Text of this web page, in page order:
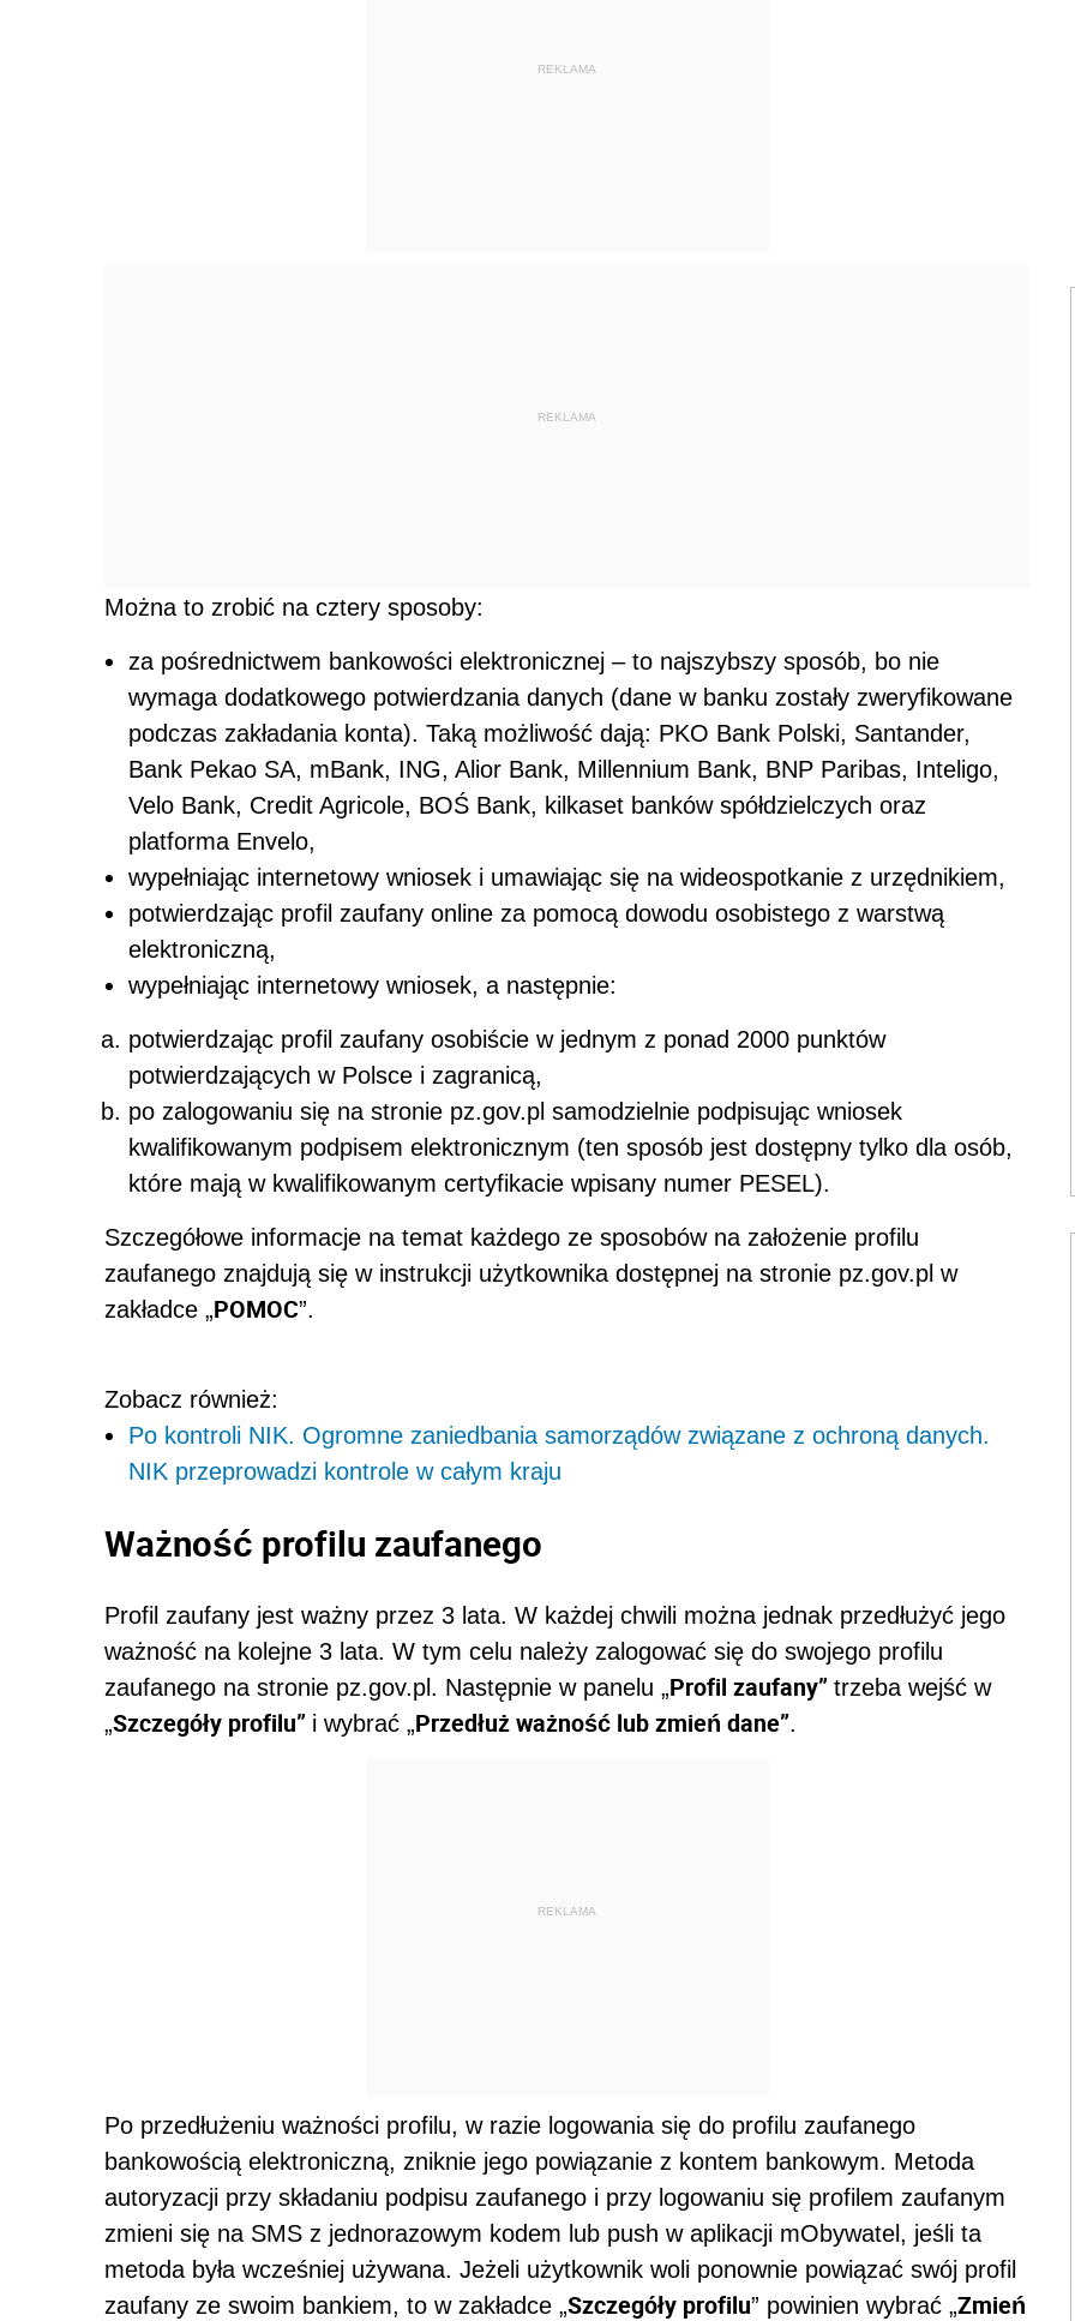
REKLAMA
REKLAMA
Można to zrobić na cztery sposoby:
za pośrednictwem bankowości elektronicznej – to najszybszy sposób, bo nie
wymaga dodatkowego potwierdzania danych (dane w banku zostały zweryfikowane
podczas zakładania konta). Taką możliwość dają: PKO Bank Polski, Santander,
Bank Pekao SA, mBank, ING, Alior Bank, Millennium Bank, BNP Paribas, Inteligo,
Velo Bank, Credit Agricole, BOŚ Bank, kilkaset banków spółdzielczych oraz
platforma Envelo,
wypełniając internetowy wniosek i umawiając się na wideospotkanie z urzędnikiem,
potwierdzając profil zaufany online za pomocą dowodu osobistego z warstwą
elektroniczną,
wypełniając internetowy wniosek, a następnie:
potwierdzając profil zaufany osobiście w jednym z ponad 2000 punktów
potwierdzających w Polsce i zagranicą,
po zalogowaniu się na stronie pz.gov.pl samodzielnie podpisując wniosek
kwalifikowanym podpisem elektronicznym (ten sposób jest dostępny tylko dla osób,
które mają w kwalifikowanym certyfikacie wpisany numer PESEL).
Szczegółowe informacje na temat każdego ze sposobów na założenie profilu
zaufanego znajdują się w instrukcji użytkownika dostępnej na stronie pz.gov.pl w
zakładce „POMOC”.
Zobacz również:
Po kontroli NIK. Ogromne zaniedbania samorządów związane z ochroną danych.
NIK przeprowadzi kontrole w całym kraju
Ważność profilu zaufanego
Profil zaufany jest ważny przez 3 lata. W każdej chwili można jednak przedłużyć jego
ważność na kolejne 3 lata. W tym celu należy zalogować się do swojego profilu
zaufanego na stronie pz.gov.pl. Następnie w panelu „Profil zaufany” trzeba wejść w
„Szczegóły profilu” i wybrać „Przedłuż ważność lub zmień dane”.
REKLAMA
Po przedłużeniu ważności profilu, w razie logowania się do profilu zaufanego
bankowością elektroniczną, zniknie jego powiązanie z kontem bankowym. Metoda
autoryzacji przy składaniu podpisu zaufanego i przy logowaniu się profilem zaufanym
zmieni się na SMS z jednorazowym kodem lub push w aplikacji mObywatel, jeśli ta
metoda była wcześniej używana. Jeżeli użytkownik woli ponownie powiązać swój profil
zaufany ze swoim bankiem, to w zakładce „Szczegóły profilu” powinien wybrać „Zmień